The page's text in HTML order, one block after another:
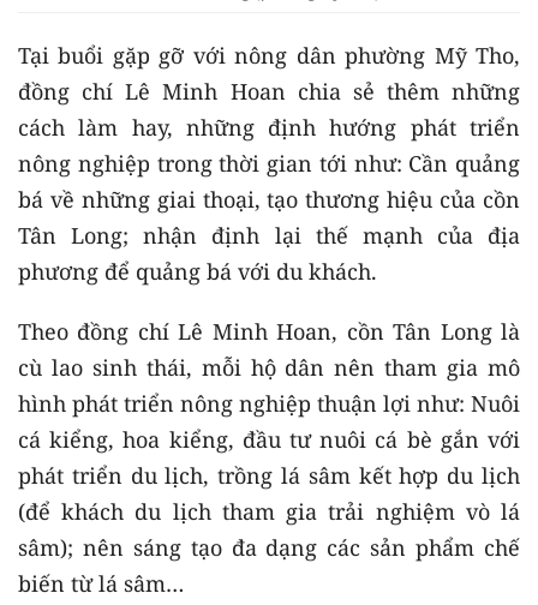
Tại buổi gặp gỡ với nông dân phường Mỹ Tho,
đồng chí Lê Minh Hoan chia sẻ thêm những
cách làm hay, những định hướng phát triển
nông nghiệp trong thời gian tới như: Cần quảng
bá về những giai thoại, tạo thương hiệu của cồn
Tân Long; nhận định lại thế mạnh của địa
phương để quảng bá với du khách.
Theo đồng chí Lê Minh Hoan, cồn Tân Long là
cù lao sinh thái, mỗi hộ dân nên tham gia mô
hình phát triển nông nghiệp thuận lợi như: Nuôi
cá kiểng, hoa kiểng, đầu tư nuôi cá bè gắn với
phát triển du lịch, trồng lá sâm kết hợp du lịch
(để khách du lịch tham gia trải nghiệm vò lá
sâm); nên sáng tạo đa dạng các sản phẩm chế
biến từ lá sâm…